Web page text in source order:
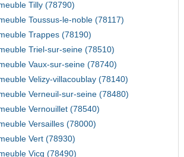
Tilly (78790)
Toussus-le-noble (78117)
Trappes (78190)
Triel-sur-seine (78510)
Vaux-sur-seine (78740)
Velizy-villacoublay (78140)
Verneuil-sur-seine (78480)
Vernouillet (78540)
Versailles (78000)
Vert (78930)
Vicq (78490)